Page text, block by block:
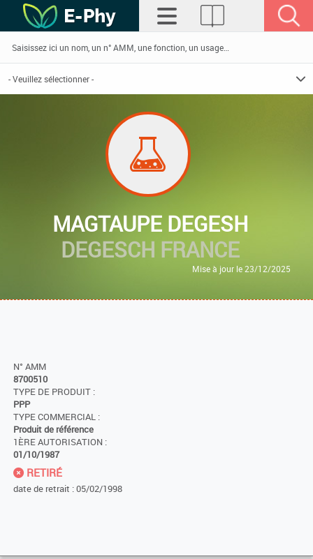
MAGTAUPE DEGESH
DEGESCH FRANCE
Mise à jour le 23/12/2025
N° AMM
8700510
TYPE DE PRODUIT :
PPP
TYPE COMMERCIAL :
Produit de référence
1ÈRE AUTORISATION :
01/10/1987
RETIRÉ
date de retrait : 05/02/1998